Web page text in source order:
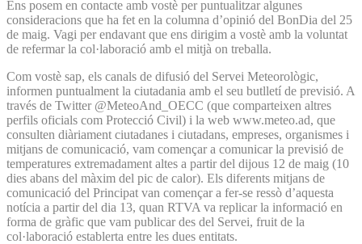
Ens posem en contacte amb vostè per puntualitzar algunes
consideracions que ha fet en la columna d’opinió del BonDia del 25
de maig. Vagi per endavant que ens dirigim a vostè amb la voluntat
de refermar la col·laboració amb el mitjà on treballa.
Com vostè sap, els canals de difusió del Servei Meteorològic,
informen puntualment la ciutadania amb el seu butlletí de previsió. A
través de Twitter @MeteoAnd_OECC (que comparteixen altres
perfils oficials com Protecció Civil) i la web www.meteo.ad, que
consulten diàriament ciutadanes i ciutadans, empreses, organismes i
mitjans de comunicació, vam començar a comunicar la previsió de
temperatures extremadament altes a partir del dijous 12 de maig (10
dies abans del màxim del pic de calor). Els diferents mitjans de
comunicació del Principat van començar a fer-se ressò d’aquesta
notícia a partir del dia 13, quan RTVA va replicar la informació en
forma de gràfic que vam publicar des del Servei, fruit de la
col·laboració establerta entre les dues entitats.